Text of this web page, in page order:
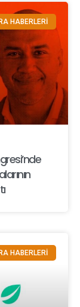
HABERLERİ
HABERLERİ